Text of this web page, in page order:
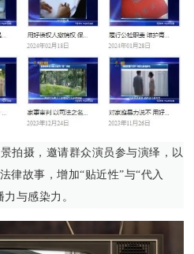
拍摄，邀请群众演员参与演绎，以
律故事，增加“贴近性”与“代入
与感染力。